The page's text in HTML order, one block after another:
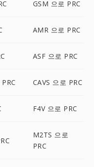
GSM 으로 PRC
AMR 으로 PRC
ASF 으로 PRC
CAVS 으로 PRC
F4V 으로 PRC
M2TS 으로
PRC